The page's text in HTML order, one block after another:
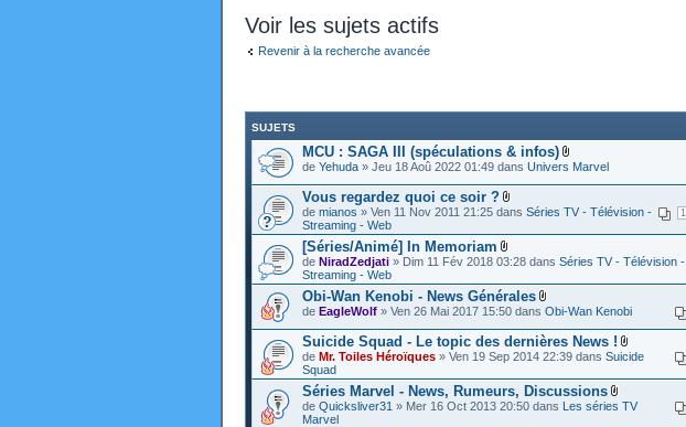
Voir les sujets actifs
Revenir à la recherche avancée
SUJETS
MCU : SAGA III (spéculations & infos)
de Yehuda » Jeu 18 Aoû 2022 01:49 dans Univers Marvel
Vous regardez quoi ce soir ?
1
de mianos » Ven 11 Nov 2011 21:25 dans Séries TV - Télévision -
Streaming - Web
[Séries/Animé] In Memoriam
de NiradZedjati » Dim 11 Fév 2018 03:28 dans Séries TV - Télévision -
Streaming - Web
Obi-Wan Kenobi - News Générales
de EagleWolf » Ven 26 Mai 2017 15:50 dans Obi-Wan Kenobi
Suicide Squad - Le topic des dernières News !
de Mr. Toiles Héroïques » Ven 19 Sep 2014 22:39 dans Suicide
Squad
Séries Marvel - News, Rumeurs, Discussions
de Quicksliver31 » Mer 16 Oct 2013 20:50 dans Les séries TV
Marvel